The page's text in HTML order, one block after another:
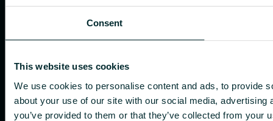
Consent
This website uses cookies
We use cookies to personalise content and ads, to provide
about your use of our site with our social media,
you’ve provided to them or that they’ve collected from your